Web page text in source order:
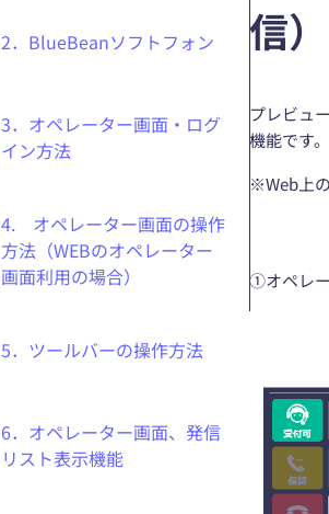
2．BlueBeanソフトフォン
3．オペレーター画面・ログ
イン方法
4. オペレーター画面の操作
方法（WEBのオペレーター
画面利用の場合）
5．ツールバーの操作方法
6．オペレーター画面、発信
リスト表示機能
信）
プレビュ
機能です。
※Web上
①オペレ